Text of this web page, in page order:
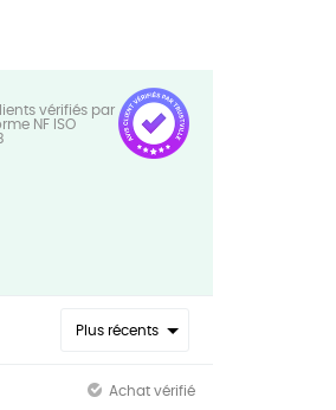
Plus récents
Achat vérifié